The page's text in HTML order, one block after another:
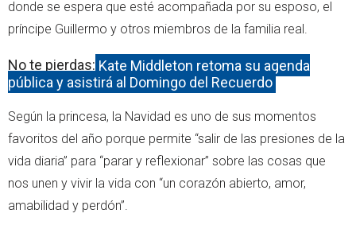
donde se espera que esté acompañada por su esposo, el
príncipe Guillermo y otros miembros de la familia real.
No te pierdas: Kate Middleton retoma su agenda
pública y asistirá al Domingo del Recuerdo
Según la princesa, la Navidad es uno de sus momentos
favoritos del año porque permite “salir de las presiones de la
vida diaria” para “parar y reflexionar” sobre las cosas que
nos unen y vivir la vida con “un corazón abierto, amor,
amabilidad y perdón”.